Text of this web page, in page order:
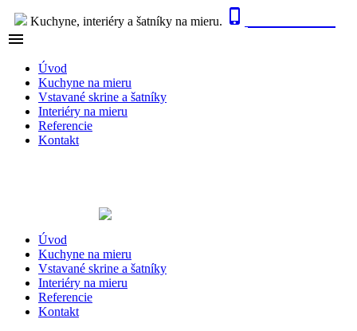
Kuchyne, interiéry a šatníky na mieru. 

Úvod
Kuchyne na mieru
Vstavané skrine a šatníky
Interiéry na mieru
Referencie
Kontakt
Úvod
Kuchyne na mieru
Vstavané skrine a šatníky
Interiéry na mieru
Referencie
Kontakt